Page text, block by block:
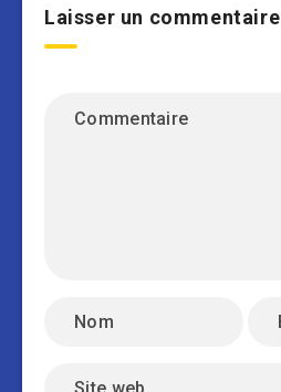
Laisser un commentaire